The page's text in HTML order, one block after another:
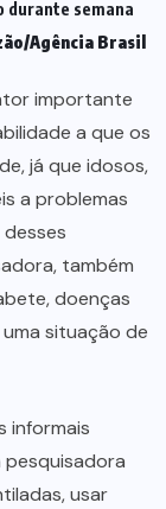
durante semana
Agência Brasil
importante
a que os
já que idosos,
a problemas
também
doenças
situação de
informais
usar